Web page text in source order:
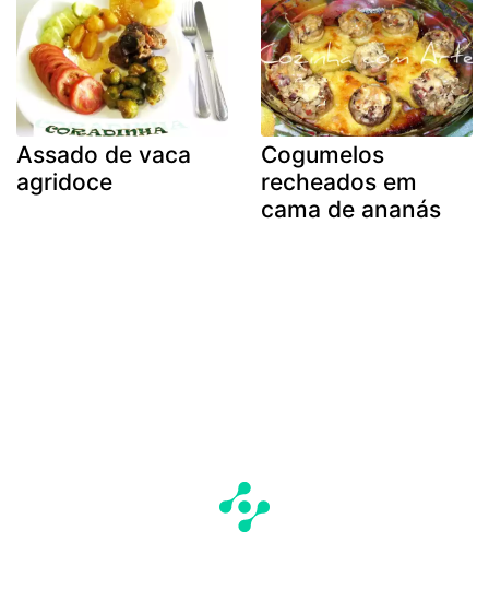
Assado de vaca
agridoce
Cogumelos
recheados em
cama de ananás